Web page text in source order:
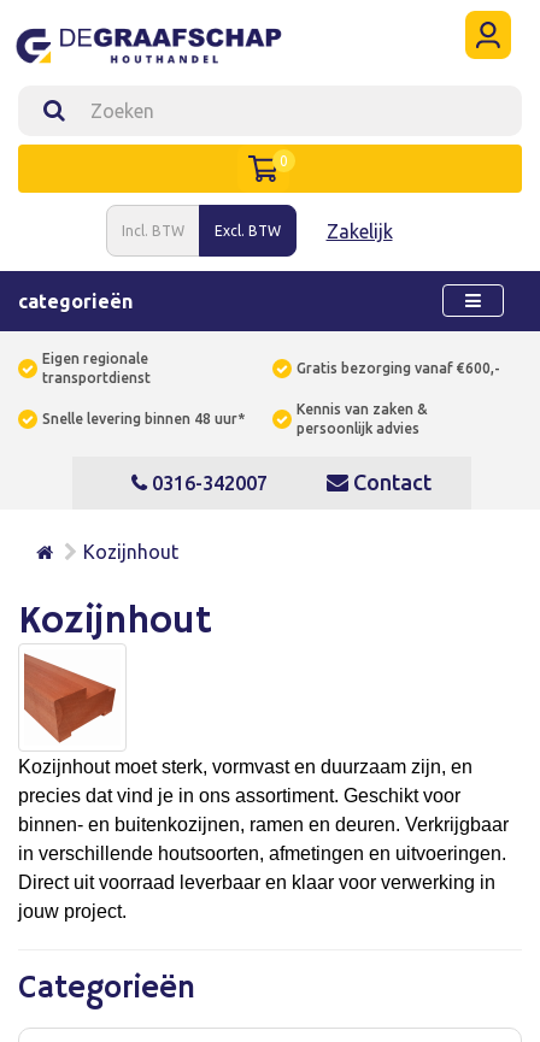
Incl. BTW Excl. BTW Zakelijk
0
categorieën
Eigen regionale
transportdienst
Gratis bezorging vanaf €600,-
Snelle levering binnen 48 uur*
Kennis van zaken &
persoonlijk advies
0316-342007 Contact
Kozijnhout
Kozijnhout
Kozijnhout moet sterk, vormvast en duurzaam zijn, en
precies dat vind je in ons assortiment. Geschikt voor
binnen- en buitenkozijnen, ramen en deuren. Verkrijgbaar
in verschillende houtsoorten, afmetingen en uitvoeringen.
Direct uit voorraad leverbaar en klaar voor verwerking in
jouw project.
Categorieën